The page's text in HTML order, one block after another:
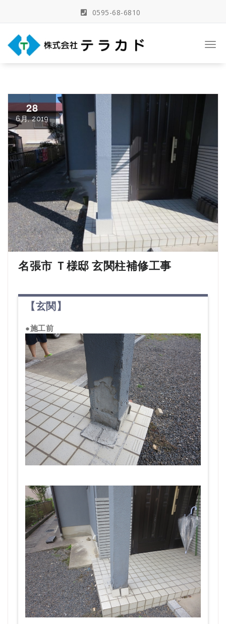
content
0595-68-6810
三重県名張市の建築事務所
28
6月, 2019
名張市 Ｔ様邸 玄関柱補修工事
【玄関】
●施工前